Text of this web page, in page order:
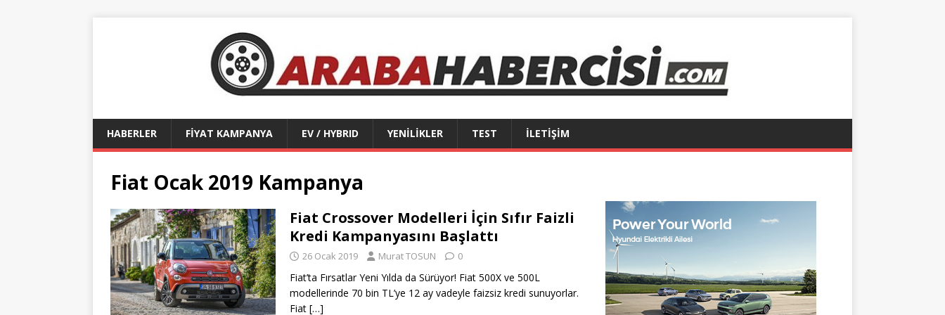
HABERLER FİYAT KAMPANYA EV / HYBRID YENİLİKLER TEST İLETİŞİM
Fiat Ocak 2019 Kampanya
Fiat Crossover Modelleri İçin Sıfır Faizli
Kredi Kampanyasını Başlattı
26 Ocak 2019 Murat TOSUN 0
Fiat’ta Fırsatlar Yeni Yılda da Sürüyor! Fiat 500X ve 500L
modellerinde 70 bin TL’ye 12 ay vadeyle faizsiz kredi sunuyorlar.
Fiat […]